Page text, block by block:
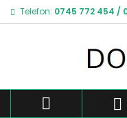
Telefon: 0745 772 454 /
 